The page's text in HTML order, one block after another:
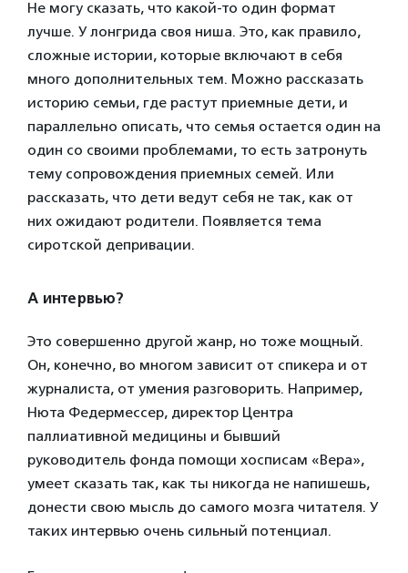
Не могу сказать, что какой-то один формат
лучше. У лонгрида своя ниша. Это, как правило,
сложные истории, которые включают в себя
много дополнительных тем. Можно рассказать
историю семьи, где растут приемные дети, и
параллельно описать, что семья остается один на
один со своими проблемами, то есть затронуть
тему сопровождения приемных семей. Или
рассказать, что дети ведут себя не так, как от
них ожидают родители. Появляется тема
сиротской депривации.
А интервью?
Это совершенно другой жанр, но тоже мощный.
Он, конечно, во многом зависит от спикера и от
журналиста, от умения разговорить. Например,
Нюта Федермессер, директор Центра
паллиативной медицины и бывший
руководитель фонда помощи хосписам «Вера»,
умеет сказать так, как ты никогда не напишешь,
донести свою мысль до самого мозга читателя. У
таких интервью очень сильный потенциал.